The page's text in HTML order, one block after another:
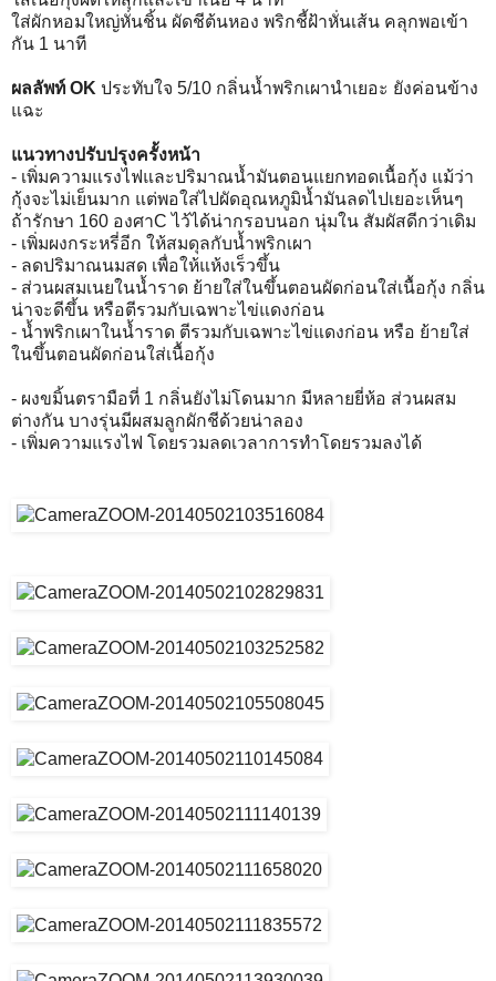
ใส่ผักหอมใหญ่หั่นชิ้น ผัดชีต้นหอง พริกชี้ฝ้าหั่นเส้น คลุกพอเข้า
กัน 1 นาที
ผลลัพท์ OK ประทับใจ 5/10 กลิ่นน้ำพริกเผานำเยอะ ยังค่อนข้าง
แฉะ
แนวทางปรับปรุงครั้งหน้า
- เพิ่มความแรงไฟและปริมาณน้ำมันตอนแยกทอดเนื้อกุ้ง แม้ว่า
กุ้งจะไม่เย็นมาก แต่พอใส่ไปผัดอุณหภูมิน้ำมันลดไปเยอะเห็นๆ
ถ้ารักษา 160 องศาC ไว้ได้น่ากรอบนอก นุ่มใน สัมผัสดีกว่าเดิม
- เพิ่มผงกระหรี่อีก ให้สมดุลกับน้ำพริกเผา
- ลดปริมาณนมสด เพื่อให้แห้งเร็วขึ้น
- ส่วนผสมเนยในน้ำราด ย้ายใส่ในขึ้นตอนผัดก่อนใส่เนื้อกุ้ง กลิ่น
น่าจะดีขึ้น หรือตีรวมกับเฉพาะไข่แดงก่อน
- น้ำพริกเผาในน้ำราด ตีรวมกับเฉพาะไข่แดงก่อน หรือ ย้ายใส่
ในขึ้นตอนผัดก่อนใส่เนื้อกุ้ง
- ผงขมิ้นตรามือที่ 1 กลิ่นยังไม่โดนมาก มีหลายยี่ห้อ ส่วนผสม
ต่างกัน บางรุ่นมีผสมลูกผักชีด้วยน่าลอง
- เพิ่มความแรงไฟ โดยรวมลดเวลาการทำโดยรวมลงได้